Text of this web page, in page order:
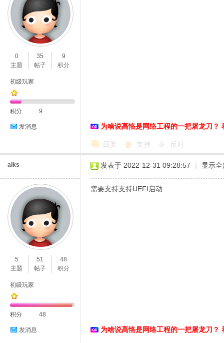
0
主题
35
帖子
9
积分
初级玩家
积分 9
发消息 为啥说高恪是网络工程的一把屠龙刀？
回复 支持 反对
aiks
5
主题
51
帖子
48
积分
初级玩家
积分 48
发消息
发表于 2022-12-31 09:28:57 | 显示
需要支持支持UEFI启动
为啥说高恪是网络工程的一把屠龙刀？